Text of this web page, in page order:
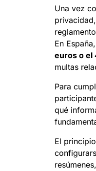
Una vez
En
euros o el
multas
Para
qué
El